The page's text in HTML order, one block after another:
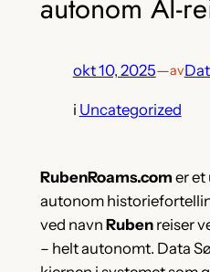
autonom AI-
okt 10, 2025—av
i Uncategorized
RubenRoams.com er et
autonom
ved navn Rubenreiser
– helt autonomt. Data